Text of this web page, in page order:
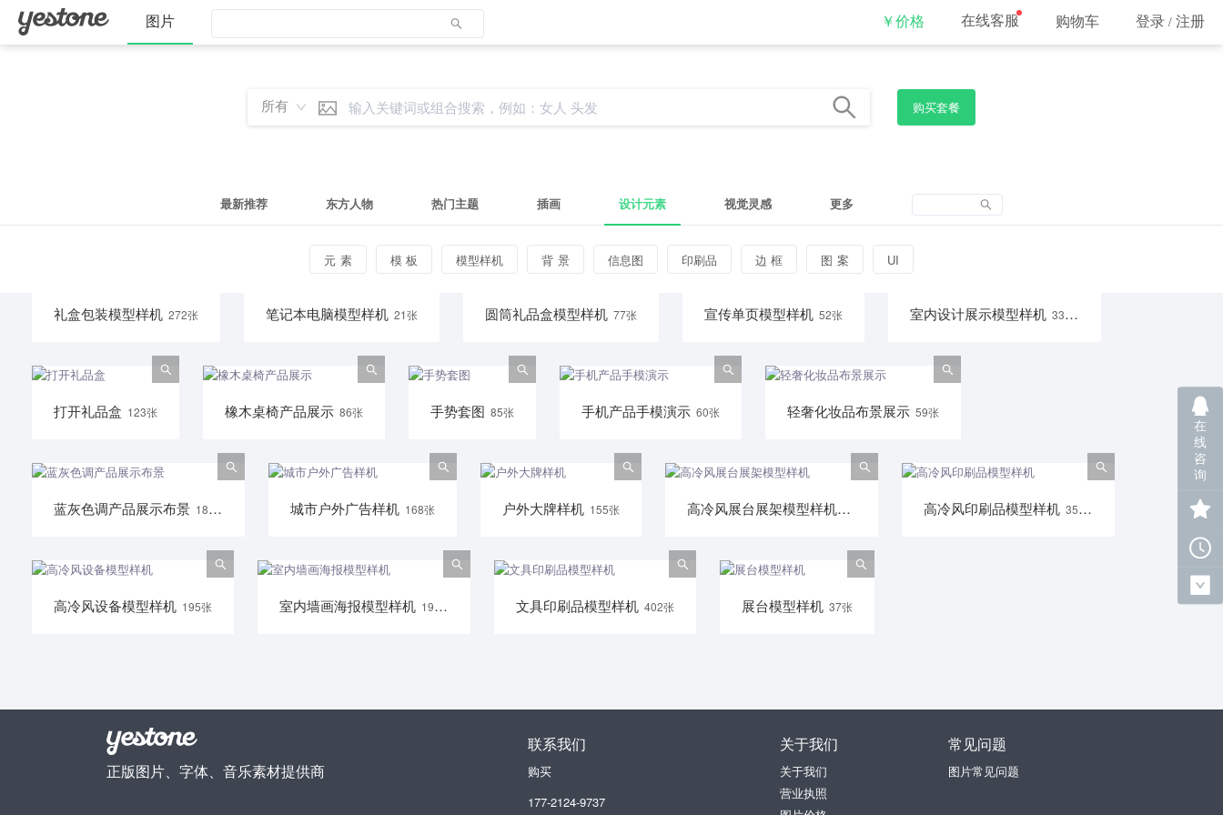
图片 登录 / 注册
购物车
在线客服
￥价格
所有 购买套餐
最新推荐 东方人物 热门主题 插画 设计元素 视觉灵感 更多
元素 模板 模型样机 背景 信息图 印刷品 边框 图案 UI
礼盒包装模型样机 272张 笔记本电脑模型样机 21张 圆筒礼品盒模型样机 77张 宣传单页模型样机 52张 室内设计展示模型样机 339张
打开礼品盒 123张 橡木桌椅产品展示 86张 手势套图 85张 手机产品手模演示 60张 轻奢化妆品布景展示 59张
蓝灰色调产品展示布景 186张 城市户外广告样机 168张 户外大牌样机 155张 高冷风展台展架模型样机400张 高冷风印刷品模型样机 354张
高冷风设备模型样机 195张 室内墙画海报模型样机 196张 文具印刷品模型样机 402张 展台模型样机 37张
正版图片、字体、音乐素材提供商
联系我们
购买
177-2124-9737
关于我们
关于我们
营业执照
常见问题
图片常见问题
在
线
咨
询